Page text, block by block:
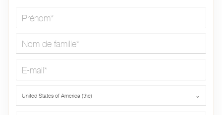
United States of America (the) ⌄